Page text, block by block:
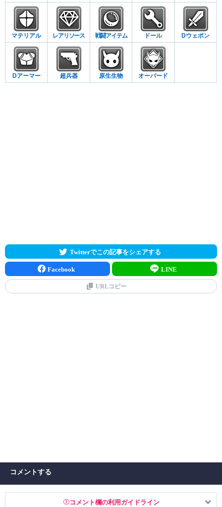
マテリアル レアリソース 戦闘アイテム ドール Dウェポン
Dアーマー 超兵器 原生生物 オーバード
Twitterでこの記事をシェアする
Facebook LINE
URLコピー
コメントする
コメント欄の利用ガイドライン